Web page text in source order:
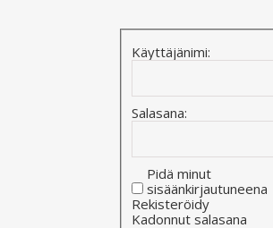
Käyttäjänimi:
Salasana:
Pidä minut
sisäänkirjautuneena
Alternative:
Rekisteröidy
Kadonnut salasana